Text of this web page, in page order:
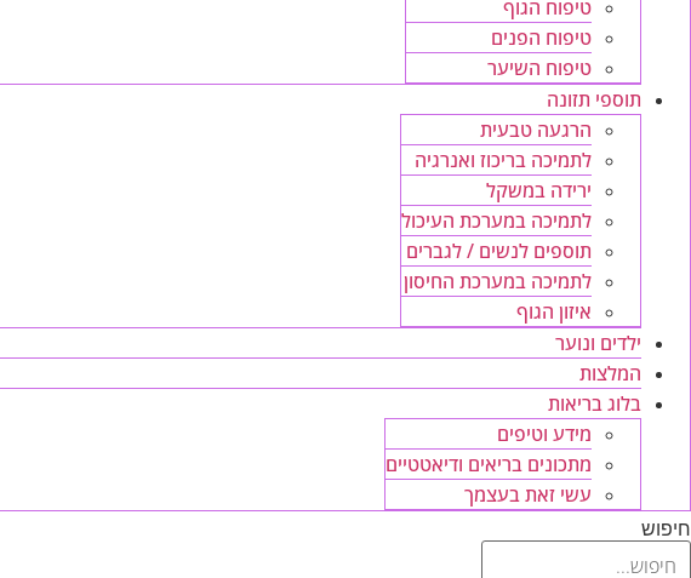
טיפוח הגוף
טיפוח הפנים
טיפוח השיער
תוספי תזונה
הרגעה טבעית
לתמיכה בריכוז ואנרגיה
ירידה במשקל
לתמיכה במערכת העיכול
תוספים לנשים / לגברים
לתמיכה במערכת החיסון
איזון הגוף
ילדים ונוער
המלצות
בלוג בריאות
מידע וטיפים
מתכונים בריאים ודיאטטיים
עשי זאת בעצמך
חיפוש